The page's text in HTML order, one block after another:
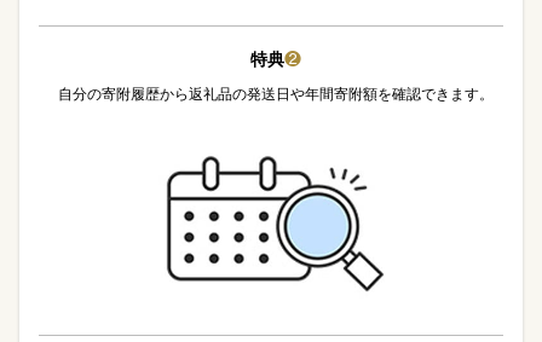
特典❷
自分の寄附履歴から返礼品の発送日や年間寄附額を確認できます。